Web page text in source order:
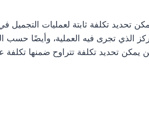
تحديد تكلفة ثابتة لعمليات
الذي تجرى فيه العملية، وأيضًا حسب
يمكن تحديد تكلفة تتراوح ضمنها تكلفة